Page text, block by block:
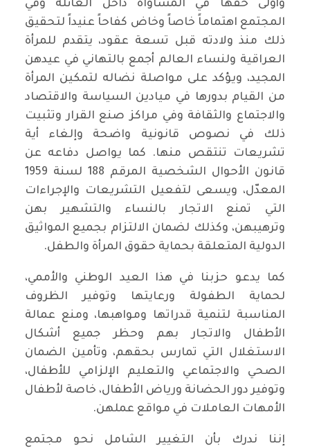
وأولى حقها في المساواة داخل العائلة وفي
المجتمع اهتماماً خاصاً وخاض كفاحاً عنيداً لتحقيق
ذلك منذ ولادته قبل تسعة عقود، يتقدم للمرأة
العراقية ولنساء العالم أجمع بالتهاني في عيدهن
المجيد، ويؤكد على مواصلة نضاله لتمكين المرأة
من القيام بدورها في ميادين السياسة والاقتصاد
والاجتماع والثقافة وفي مراكز صنع القرار وتثبيت
ذلك في نصوص قانونية واضحة وإلغاء أية
تشريعات تنتقص منها. كما يواصل دفاعه عن
قانون الأحوال الشخصية المرقم 188 لسنة 1959
المعدّل، ويسعى لتفعيل التشريعات والإجراءات
التي تمنع الاتجار بالنساء والتشهير بهن
وترهيبهن، وكذلك لضمان الالتزام بجميع المواثيق
الدولية المتعلقة بحماية حقوق المرأة والطفل.
كما يدعو حزبنا في هذا العيد الوطني والأممي،
لحماية الطفولة ورعايتها وتوفير الظروف
المناسبة لتنمية قدراتها ومواهبها، ومنع عمالة
الأطفال والاتجار بهم وحظر جميع أشكال
الاستغلال التي تمارس بحقهم، وتأمين الضمان
الصحي والاجتماعي والتعليم الإلزامي للأطفال،
وتوفير دور الحضانة ورياض الأطفال، خاصة لأطفال
الأمهات العاملات في مواقع عملهن.
إننا ندرك بأن التغيير الشامل نحو مجتمع